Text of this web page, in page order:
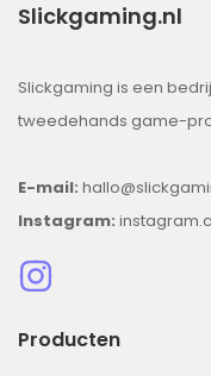
Slickgaming.nl
Slickgaming is een
tweedehands game-
E-mail:
Instagram:
Producten